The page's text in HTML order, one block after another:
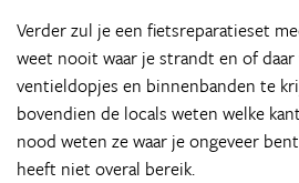
Verder zul je een fietsreparatieset
weet nooit waar je strandt en of daar
ventieldopjes en binnenbanden te
bovendien de locals weten welke
nood weten ze waar je ongeveer
heeft niet overal bereik.